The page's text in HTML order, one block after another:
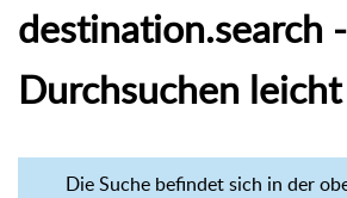
destination.search -
Durchsuchen
Die Suche befindet sich in der